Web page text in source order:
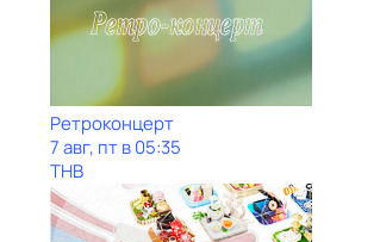
Ретроконцерт
7 авг, пт в 05:35
ТНВ